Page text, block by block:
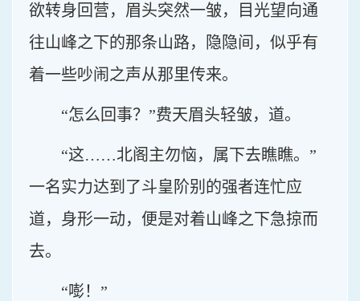
欲转身回营，眉头突然一皱，目光望向通
往山峰之下的那条山路，隐隐间，似乎有
着一些吵闹之声从那里传来。
“怎么回事？”费天眉头轻皱，道。
“这……北阁主勿恼，属下去瞧瞧。”
一名实力达到了斗皇阶别的强者连忙应
道，身形一动，便是对着山峰之下急掠而
去。
“嘭！”